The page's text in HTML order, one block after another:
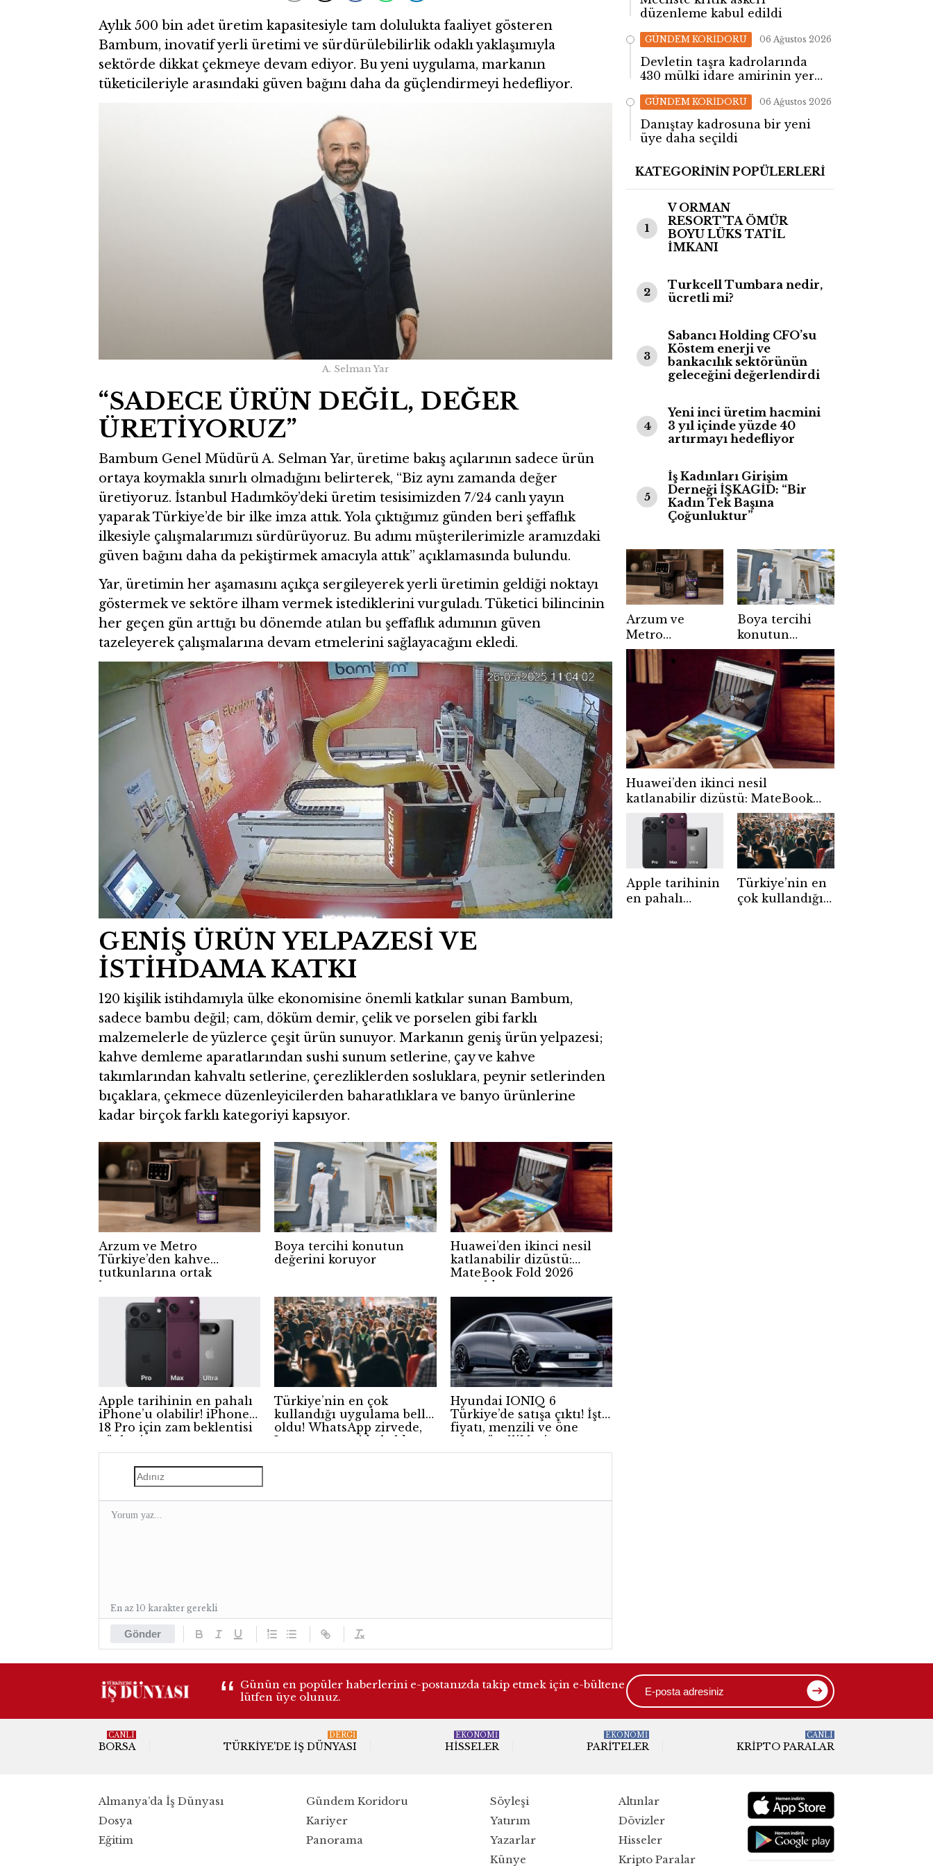
Aylık 500 bin adet üretim kapasitesiyle tam dolulukta faaliyet gösteren
Bambum, inovatif yerli üretimi ve sürdürülebilirlik odaklı yaklaşımıyla
sektörde dikkat çekmeye devam ediyor. Bu yeni uygulama, markanın
tüketicileriyle arasındaki güven bağını daha da güçlendirmeyi hedefliyor.
A. Selman Yar
“SADECE ÜRÜN DEĞİL, DEĞER
ÜRETİYORUZ”
Bambum Genel Müdürü A. Selman Yar, üretime bakış açılarının sadece ürün
ortaya koymakla sınırlı olmadığını belirterek, “Biz aynı zamanda değer
üretiyoruz. İstanbul Hadımköy’deki üretim tesisimizden 7/24 canlı yayın
yaparak Türkiye’de bir ilke imza attık. Yola çıktığımız günden beri şeffaflık
ilkesiyle çalışmalarımızı sürdürüyoruz. Bu adımı müşterilerimizle aramızdaki
güven bağını daha da pekiştirmek amacıyla attık” açıklamasında bulundu.
Yar, üretimin her aşamasını açıkça sergileyerek yerli üretimin geldiği noktayı
göstermek ve sektöre ilham vermek istediklerini vurguladı. Tüketici bilincinin
her geçen gün arttığı bu dönemde atılan bu şeffaflık adımının güven
tazeleyerek çalışmalarına devam etmelerini sağlayacağını ekledi.
GENİŞ ÜRÜN YELPAZESİ VE
İSTİHDAMA KATKI
120 kişilik istihdamıyla ülke ekonomisine önemli katkılar sunan Bambum,
sadece bambu değil; cam, döküm demir, çelik ve porselen gibi farklı
malzemelerle de yüzlerce çeşit ürün sunuyor. Markanın geniş ürün yelpazesi;
kahve demleme aparatlarından sushi sunum setlerine, çay ve kahve
takımlarından kahvaltı setlerine, çerezliklerden sosluklara, peynir setlerinden
bıçaklara, çekmece düzenleyicilerden baharatlıklara ve banyo ürünlerine
kadar birçok farklı kategoriyi kapsıyor.
Arzum ve Metro
Türkiye’den kahve
tutkunlarına ortak
kampanya
Boya tercihi konutun
değerini koruyor
Huawei’den ikinci nesil
katlanabilir dizüstü:
MateBook Fold 2026
tanıtıldı
Apple tarihinin en pahalı
iPhone’u olabilir! iPhone
18 Pro için zam beklentisi
güçleniyor
Türkiye’nin en çok
kullandığı uygulama belli
oldu! WhatsApp zirvede,
Instagram geride kaldı
Hyundai IONIQ 6
Türkiye’de satışa çıktı! İşte
fiyatı, menzili ve öne
çıkan özellikleri
Gönder
En az 10 karakter gerekli
düzenleme kabul edildi
GÜNDEM KORİDORU 06 Ağustos 2026
Devletin taşra kadrolarında
430 mülki idare amirinin yeri
GÜNDEM KORİDORU 06 Ağustos 2026
Danıştay kadrosuna bir yeni
üye daha seçildi
KATEGORİNİN POPÜLERLERİ
1
V ORMAN
RESORT’TA ÖMÜR
BOYU LÜKS TATİL
İMKANI
2
Turkcell Tumbara nedir,
ücretli mi?
3
Sabancı Holding CFO’su
Köstem enerji ve
bankacılık sektörünün
geleceğini değerlendirdi
4
Yeni inci üretim hacmini
3 yıl içinde yüzde 40
artırmayı hedefliyor
5
İş Kadınları Girişim
Derneği İŞKAGİD: “Bir
Kadın Tek Başına
Çoğunluktur”
Arzum ve
Metro
Türkiye’den
kahve
tutkunlarına
Boya tercihi
konutun
değerini
koruyor
Huawei’den ikinci nesil
katlanabilir dizüstü: MateBook
Fold 2026 tanıtıldı
Apple tarihinin
en pahalı
Türkiye’nin en
çok kullandığı
Günün en popüler haberlerini e-postanızda takip etmek için e-bültene
lütfen üye olunuz.
BORSA
CANLI
TÜRKIYE'DE İŞ DÜNYASI
DERGI
HISSELER
EKONOMİ
PARITELER
EKONOMİ
KRIPTO PARALAR
CANLI
Almanya’da İş Dünyası
Dosya
Eğitim
Gündem Koridoru
Kariyer
Panorama
Söyleşi
Yatırım
Yazarlar
Künye
Altınlar
Dövizler
Hisseler
Kripto Paralar